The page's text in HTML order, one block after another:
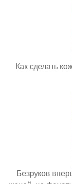
Как сделать
Безруков